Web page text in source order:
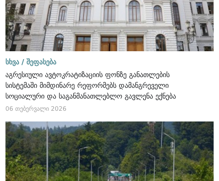
სხვა / შეფასება
აგრესიული ავტოკრატიზაციის ფონზე განათლების
სისტემაში მიმდინარე რეფორმებს დამანგრეველი
სოციალური და საგანმანათლებლო გავლენა ექნება
06 თებერვალი 2026